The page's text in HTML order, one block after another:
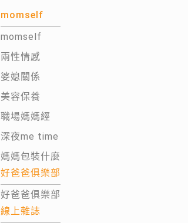
momself
momself
兩性情感
婆媳關係
美容保養
職場媽媽經
深夜me time
媽媽包裝什麼
好爸爸俱樂部
好爸爸俱樂部
線上雜誌